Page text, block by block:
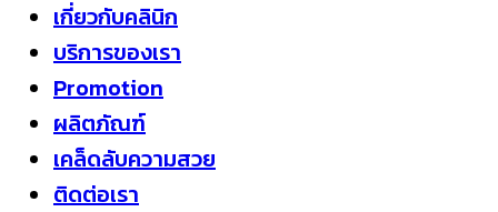
เกี่ยวกับคลินิก
บริการของเรา
Promotion
ผลิตภัณฑ์
เคล็ดลับความสวย
ติดต่อเรา